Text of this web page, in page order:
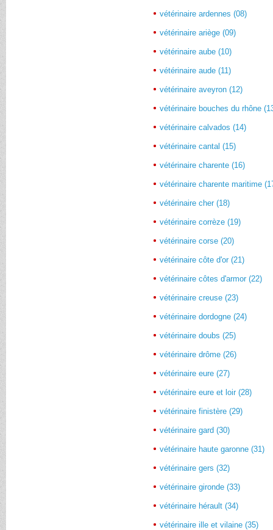
vétérinaire ardennes (08)
vétérinaire ariège (09)
vétérinaire aube (10)
vétérinaire aude (11)
vétérinaire aveyron (12)
vétérinaire bouches du rhône
vétérinaire calvados (14)
vétérinaire cantal (15)
vétérinaire charente (16)
vétérinaire charente maritime
vétérinaire cher (18)
vétérinaire corrèze (19)
vétérinaire corse (20)
vétérinaire côte d'or (21)
vétérinaire côtes d'armor (22)
vétérinaire creuse (23)
vétérinaire dordogne (24)
vétérinaire doubs (25)
vétérinaire drôme (26)
vétérinaire eure (27)
vétérinaire eure et loir (28)
vétérinaire finistère (29)
vétérinaire gard (30)
vétérinaire haute garonne (31)
vétérinaire gers (32)
vétérinaire gironde (33)
vétérinaire hérault (34)
vétérinaire ille et vilaine (35)